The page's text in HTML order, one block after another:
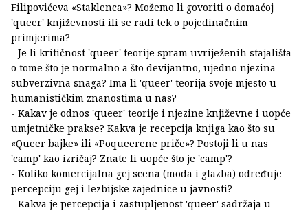
Filipovićeva «Staklenca»? Možemo li govoriti o domaćoj
'queer' književnosti ili se radi tek o pojedinačnim
primjerima?
- Je li kritičnost 'queer' teorije spram uvriježenih stajališta
o tome što je normalno a što devijantno, ujedno njezina
subverzivna snaga? Ima li 'queer' teorija svoje mjesto u
humanističkim znanostima u nas?
- Kakav je odnos 'queer' teorije i njezine književne i uopće
umjetničke prakse? Kakva je recepcija knjiga kao što su
«Queer bajke» ili «Poqueerene priče»? Postoji li u nas
'camp' kao izričaj? Znate li uopće što je 'camp'?
- Koliko komercijalna gej scena (moda i glazba) određuje
percepciju gej i lezbijske zajednice u javnosti?
- Kakva je percepcija i zastupljenost 'queer' sadržaja u